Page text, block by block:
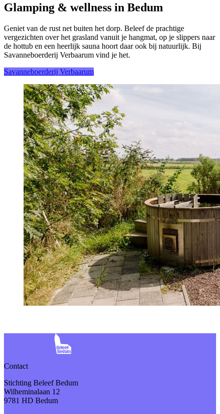
Glamping & wellness in Bedum
Geniet van de rust net buiten het dorp. Beleef de prachtige
vergezichten over het grasland vanuit je hangmat, op je slippers naar
de hottub en een heerlijk sauna hoort daar ook bij natuurlijk. Bij
Savanneboerderij Verbaarum vind je het.
Savanneboerderij Verbaarum
Contact
Stichting Beleef Bedum
Wilheminalaan 12
9781 HD Bedum